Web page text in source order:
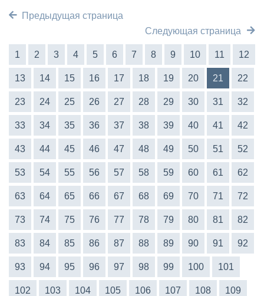
Предыдущая страница
Следующая страница
1 2 3 4 5 6 7 8 9 10 11 12
13 14 15 16 17 18 19 20 21 22
23 24 25 26 27 28 29 30 31 32
33 34 35 36 37 38 39 40 41 42
43 44 45 46 47 48 49 50 51 52
53 54 55 56 57 58 59 60 61 62
63 64 65 66 67 68 69 70 71 72
73 74 75 76 77 78 79 80 81 82
83 84 85 86 87 88 89 90 91 92
93 94 95 96 97 98 99 100 101
102 103 104 105 106 107 108 109